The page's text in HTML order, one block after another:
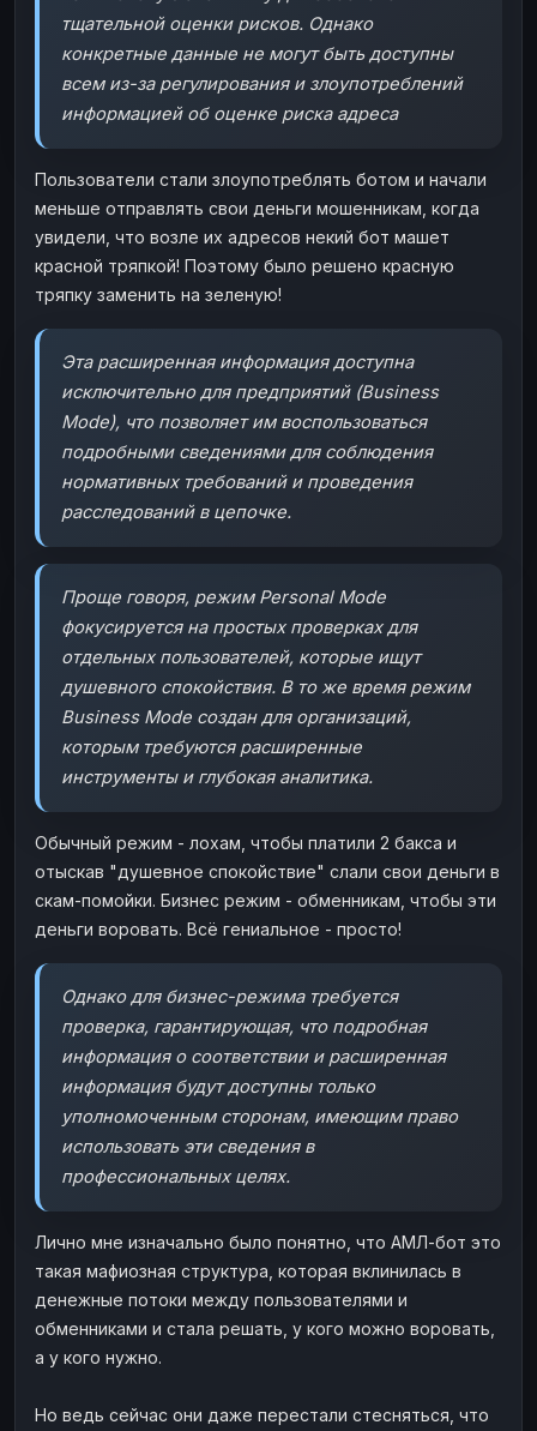
тщательной оценки рисков. Однако
конкретные данные не могут быть доступны
всем из-за регулирования и злоупотреблений
информацией об оценке риска адреса
Пользователи стали злоупотреблять ботом и начали
меньше отправлять свои деньги мошенникам, когда
увидели, что возле их адресов некий бот машет
красной тряпкой! Поэтому было решено красную
тряпку заменить на зеленую!
Эта расширенная информация доступна
исключительно для предприятий (Business
Mode), что позволяет им воспользоваться
подробными сведениями для соблюдения
нормативных требований и проведения
расследований в цепочке.
Проще говоря, режим Personal Mode
фокусируется на простых проверках для
отдельных пользователей, которые ищут
душевного спокойствия. В то же время режим
Business Mode создан для организаций,
которым требуются расширенные
инструменты и глубокая аналитика.
Обычный режим - лохам, чтобы платили 2 бакса и
отыскав "душевное спокойствие" слали свои деньги в
скам-помойки. Бизнес режим - обменникам, чтобы эти
деньги воровать. Всё гениальное - просто!
Однако для бизнес-режима требуется
проверка, гарантирующая, что подробная
информация о соответствии и расширенная
информация будут доступны только
уполномоченным сторонам, имеющим право
использовать эти сведения в
профессиональных целях.
Лично мне изначально было понятно, что АМЛ-бот это
такая мафиозная структура, которая вклинилась в
денежные потоки между пользователями и
обменниками и стала решать, у кого можно воровать,
а у кого нужно.
Но ведь сейчас они даже перестали стесняться, что